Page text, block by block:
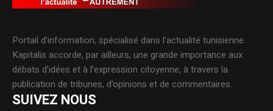
Portail d’information, spécialisé dans l’actualité tunisienne.
Kapitalis accorde, par ailleurs, une grande importance aux
débats d’idées et à l’expression citoyenne, à travers la
publication de tribunes, d’opinions et de commentaires.
SUIVEZ NOUS